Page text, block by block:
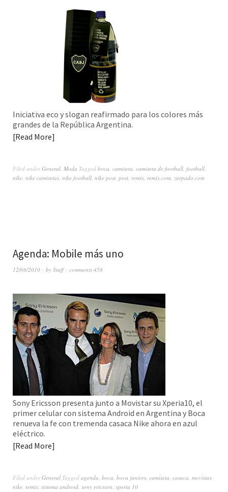
Iniciativa eco y slogan reafirmado para los colores más
grandes de la República Argentina.
Read More
Filed underGeneral, Moda Tagged boca, camiseta, camiseta de football, football,
nike, nike camisetas, nike football, nike post, post, remix, remix.com, zarpado.com
Agenda: Mobile más uno
12/08/2010 by Staff comments 458
Sony Ericsson presenta junto a Movistar su Xperia10, el
primer celular con sistema Android en Argentina y Boca
renueva la fe con tremenda casaca Nike ahora en azul
eléctrico.
Read More
Filed underGeneral Tagged agenda, boca, boca juniors, camiseta, casaca, movistar,
nike, remix, sistema android, sony ericsson, xperia 10